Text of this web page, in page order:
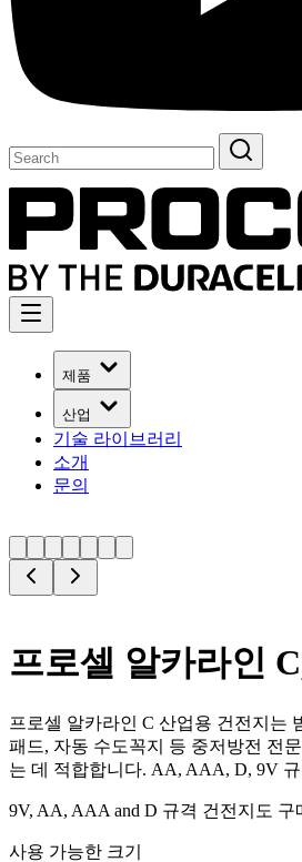
제품
산업
기술 라이브러리
소개
문의
프로셀 알카라인
프로셀 알카라인 C 산업용 건전지는
패드, 자동 수도꼭지 등 중저방전 전
는 데 적합합니다. AA, AAA, D, 9V
9V, AA, AAA and D 규격 건전지도 구
사용 가능한 크기